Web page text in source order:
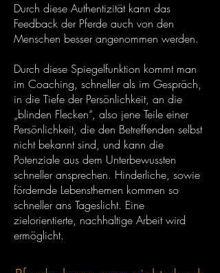
Durch diese Authentizität kann das
Feedback der Pferde auch von den
Menschen besser angenommen werden.
Durch diese Spiegelfunktion kommt man
im Coaching, schneller als im Gespräch,
in die Tiefe der Persönlichkeit, an die
„blinden Flecken“, also jene Teile einer
Persönlichkeit, die den Betreffenden selbst
nicht bekannt sind, und kann die
Potenziale aus dem Unterbewussten
schneller ansprechen. Hinderliche, sowie
fördernde Lebensthemen kommen so
schneller ans Tageslicht. Eine
zielorientierte, nachhaltige Arbeit wird
ermöglicht.